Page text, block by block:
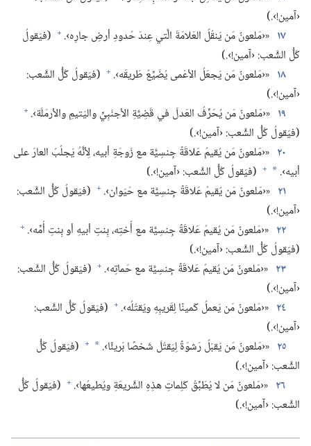
‹آمين!‏›.‏)‏
١٧ «‹مَلعونٌ مَن يَنقُلُ العَلامَةَ الَّتي عِندَ حُدودِ أرضِ جارِه›.‏ + (‏فيَقولُ
كُلُّ الشَّعب:‏ ‹آمين!‏›.‏)‏
١٨ «‹مَلعونٌ مَن يَجعَلُ الأعْمى يُضَيِّعُ طَريقَه›.‏ + (‏فيَقولُ كُلُّ الشَّعب:‏
‹آمين!‏›.‏)‏
١٩ «‹مَلعونٌ مَن يُحَرِّفُ العَدلَ في قَضِيَّةِ الأجنَبِيِّ واليَتيمِ والأرمَلَة›.‏ +
(‏فيَقولُ كُلُّ الشَّعب:‏ ‹آمين!‏›.‏)‏
٢٠ «‹مَلعونٌ مَن يُقيمُ عَلاقَةً جِنسِيَّة مع زَوجَةِ أبيه،‏ لِأنَّهُ يَجلُبُ العارَ على
أبيه›.‏ *
+ (‏فيَقولُ كُلُّ الشَّعب:‏ ‹آمين!‏›.‏)‏
٢١ «‹مَلعونٌ مَن يُقيمُ عَلاقَةً جِنسِيَّة مع حَيَوان›.‏ + (‏فيَقولُ كُلُّ الشَّعب:‏
‹آمين!‏›.‏)‏
٢٢ «‹مَلعونٌ مَن يُقيمُ عَلاقَةً جِنسِيَّة مع أُختِه،‏ بِنتِ أبيهِ أو بِنتِ أُمِّه›.‏ +
(‏فيَقولُ كُلُّ الشَّعب:‏ ‹آمين!‏›.‏)‏
٢٣ «‹مَلعونٌ مَن يُقيمُ عَلاقَةً جِنسِيَّة مع حَماتِه›.‏ + (‏فيَقولُ كُلُّ الشَّعب:‏
‹آمين!‏›.‏)‏
٢٤ «‹مَلعونٌ مَن يَعملُ كَمينًا لِقَريبِهِ ويَقتُلُه›.‏ + (‏فيَقولُ كُلُّ الشَّعب:‏
‹آمين!‏›.‏)‏
٢٥ «‹مَلعونٌ مَن يَقبَلُ رَشوَةً لِيَقتُلَ شَخصًا بَريئًا›.‏ *
+ (‏فيَقولُ كُلُّ
الشَّعب:‏ ‹آمين!‏›.‏)‏
٢٦ «‹مَلعونٌ مَن لا يُطَبِّقُ كَلِماتِ هذِهِ الشَّريعَةِ ويُطيعُها›.‏ + (‏فيَقولُ كُلُّ
الشَّعب:‏ ‹آمين!‏›.‏)‏